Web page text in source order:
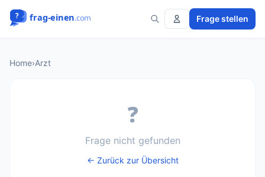
Frage stellen
Home›Arzt
❓
Frage nicht gefunden
← Zurück zur Übersicht